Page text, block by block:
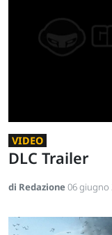
VIDEO
DLC Trailer
di Redazione06 giugno